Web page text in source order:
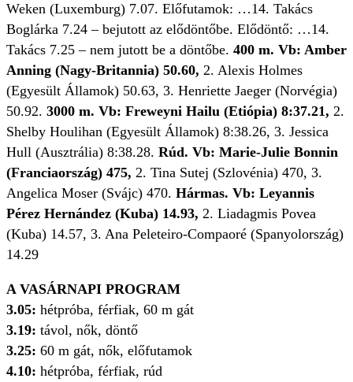
Weken (Luxemburg) 7.07. Előfutamok: …14. Takács
Boglárka 7.24 – bejutott az elődöntőbe. Elődöntő: …14.
Takács 7.25 – nem jutott be a döntőbe. 400 m. Vb: Amber
Anning (Nagy-Britannia) 50.60, 2. Alexis Holmes
(Egyesült Államok) 50.63, 3. Henriette Jaeger (Norvégia)
50.92. 3000 m. Vb: Freweyni Hailu (Etiópia) 8:37.21, 2.
Shelby Houlihan (Egyesült Államok) 8:38.26, 3. Jessica
Hull (Ausztrália) 8:38.28. Rúd. Vb: Marie-Julie Bonnin
(Franciaország) 475, 2. Tina Sutej (Szlovénia) 470, 3.
Angelica Moser (Svájc) 470. Hármas. Vb: Leyannis
Pérez Hernández (Kuba) 14.93, 2. Liadagmis Povea
(Kuba) 14.57, 3. Ana Peleteiro-Compaoré (Spanyolország)
14.29
A VASÁRNAPI PROGRAM
3.05: hétpróba, férfiak, 60 m gát
3.19: távol, nők, döntő
3.25: 60 m gát, nők, előfutamok
4.10: hétpróba, férfiak, rúd